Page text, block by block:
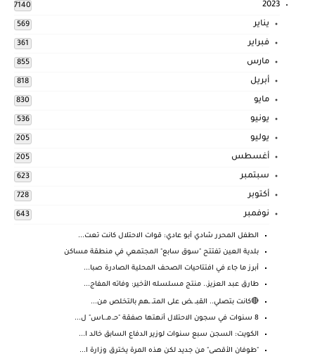
2023
7140
يناير 569
فبراير 361
مارس 855
أبريل 818
مايو 830
يونيو 536
يوليو 205
أغسطس 205
سبتمبر 623
أكتوبر 728
نوفمبر 643
الطفل المحرر شادي أبو عادي: قوات الاحتلال كانت تعت...
بلدية العين تفتتح "سوق سابع" المجتمعي في منطقة مساكن
أبرز ما جاء في افتتاحيات الصحف المحلية الصادرة صبا...
طارق عبد العزيز.. منتج مسلسله الأخير: وفاته المفاج...
🔴كانت بتصلي.. القبــ ـض على المتــ ـهم بالتخلص من...
8 سنوات في سجون الاحتلال أنهتها صفقة "حـ.مـ.ـاس" ل...
الكويت: السجن سبع سنوات لوزير الدفاع السابق خالد ا...
"طوفان الأقصى" من جديد لكن هذه المرة يخترق وزارة ا...